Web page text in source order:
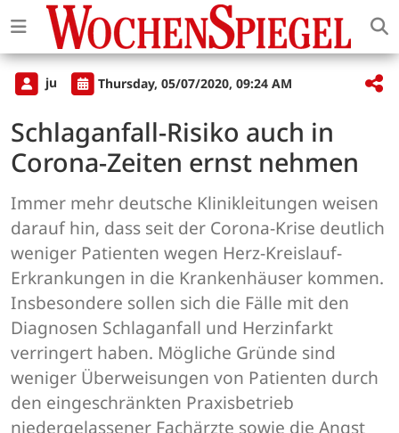
ju Thursday, 05/07/2020, 09:24 AM
Schlaganfall-Risiko auch in
Corona-Zeiten ernst nehmen
Immer mehr deutsche Klinikleitungen weisen
darauf hin, dass seit der Corona-Krise deutlich
weniger Patienten wegen Herz-Kreislauf-
Erkrankungen in die Krankenhäuser kommen.
Insbesondere sollen sich die Fälle mit den
Diagnosen Schlaganfall und Herzinfarkt
verringert haben. Mögliche Gründe sind
weniger Überweisungen von Patienten durch
den eingeschränkten Praxisbetrieb
niedergelassener Fachärzte sowie die Angst